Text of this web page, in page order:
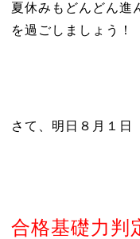
夏休みもどんどん進
を過ごしましょう！
さて、明日８月１日
合格基礎力判